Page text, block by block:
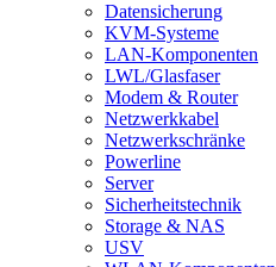
Datensicherung
KVM-Systeme
LAN-Komponenten
LWL/Glasfaser
Modem & Router
Netzwerkkabel
Netzwerkschränke
Powerline
Server
Sicherheitstechnik
Storage & NAS
USV